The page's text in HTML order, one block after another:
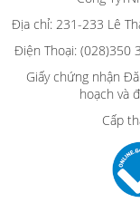
Địa chỉ: 231-233 Lê
Điện Thoại: (028)350
Giấy chứng nhận
hoạch và
Cấp